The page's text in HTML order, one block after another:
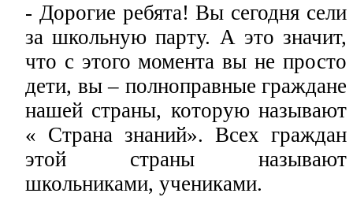
- Дорогие ребята! Вы сегодня сели
за школьную парту. А это значит,
что с этого момента вы не просто
дети, вы – полноправные граждане
нашей страны, которую называют
« Страна знаний». Всех граждан
этой страны называют
школьниками, учениками.